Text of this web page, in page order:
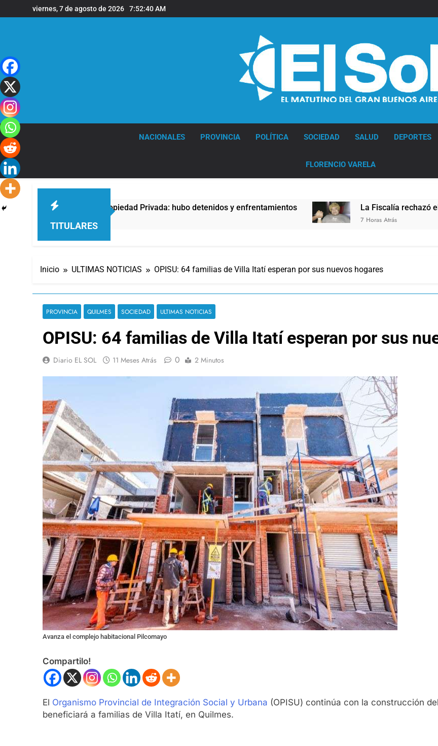
al
viernes, 7 de agosto de 2026 7:52:41 AM
NACIONALES PROVINCIA POLÍTICA SOCIEDAD SALUD DEPORTES
FLORENCIO VARELA
TITULARES
la Ley de Propiedad Privada: hubo detenidos y enfrentamientos La Fiscalía rechazó el pedido
7 Horas Atrás
Inicio ULTIMAS NOTICIAS OPISU: 64 familias de Villa Itatí esperan por sus nuevos hogares
PROVINCIA QUILMES SOCIEDAD ULTIMAS NOTICIAS
OPISU: 64 familias de Villa Itatí esperan por sus
Diario EL SOL 11 Meses Atrás 0 2 Minutos
Avanza el complejo habitacional Pilcomayo
Compartilo!
El Organismo Provincial de Integración Social y Urbana (OPISU) continúa con la construcción
beneficiará a familias de Villa Itatí, en Quilmes.